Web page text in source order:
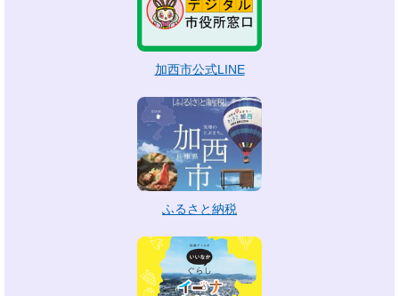
加西市公式LINE
ふるさと納税